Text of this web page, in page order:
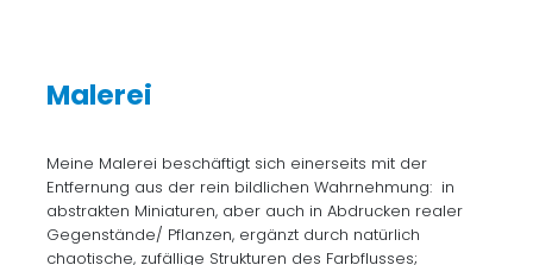
Malerei
Meine Malerei beschäftigt sich einerseits mit der
Entfernung aus der rein bildlichen Wahrnehmung: in
abstrakten Miniaturen, aber auch in Abdrucken realer
Gegenstände/ Pflanzen, ergänzt durch natürlich
chaotische, zufällige Strukturen des Farbflusses;